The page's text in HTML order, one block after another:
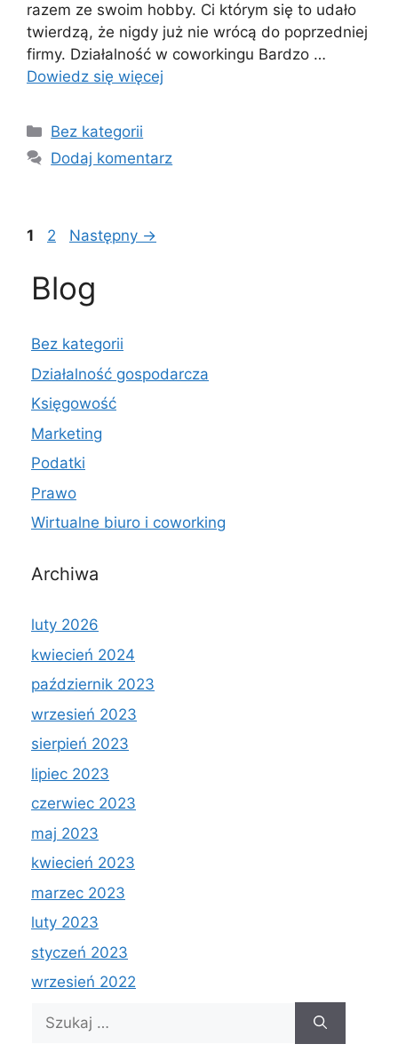
razem ze swoim hobby. Ci którym się to udało
twierdzą, że nigdy już nie wrócą do poprzedniej
firmy. Działalność w coworkingu Bardzo …
Dowiedz się więcej
Kategorie
Bez kategorii
Dodaj komentarz
Page
1 Page
2 Następny →
Blog
Bez kategorii
Działalność gospodarcza
Księgowość
Marketing
Podatki
Prawo
Wirtualne biuro i coworking
Archiwa
luty 2026
kwiecień 2024
październik 2023
wrzesień 2023
sierpień 2023
lipiec 2023
czerwiec 2023
maj 2023
kwiecień 2023
marzec 2023
luty 2023
styczeń 2023
wrzesień 2022
Szukaj: